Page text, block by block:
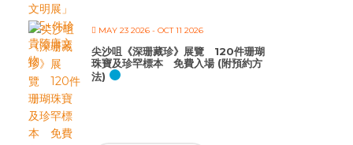
MAY 23 2026 - OCT 11 2026
尖沙咀《深珊藏珍》展覽 120件珊瑚
珠寶及珍罕標本 免費入場 (附預約方
法)